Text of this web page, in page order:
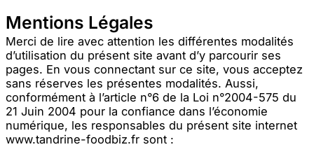
Mentions Légales
Merci de lire avec attention les différentes modalités
d’utilisation du présent site avant d’y parcourir ses
pages. En vous connectant sur ce site, vous acceptez
sans réserves les présentes modalités. Aussi,
conformément à l’article n°6 de la Loi n°2004-575 du
21 Juin 2004 pour la confiance dans l’économie
numérique, les responsables du présent site internet
www.tandrine-foodbiz.fr sont :